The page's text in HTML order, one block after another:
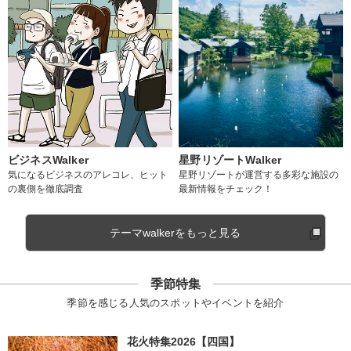
ビジネスWalker
気になるビジネスのアレコレ、ヒット
の裏側を徹底調査
星野リゾートWalker
星野リゾートが運営する多彩な施設の
最新情報をチェック！
テーマwalkerをもっと見る
季節特集
季節を感じる人気のスポットやイベントを紹介
花火特集2026【四国】